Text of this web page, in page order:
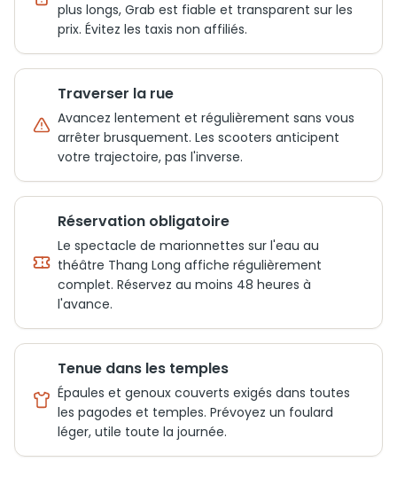
plus longs, Grab est fiable et transparent sur les
prix. Évitez les taxis non affiliés.
Traverser la rue
Avancez lentement et régulièrement sans vous
arrêter brusquement. Les scooters anticipent
votre trajectoire, pas l'inverse.
Réservation obligatoire
Le spectacle de marionnettes sur l'eau au
théâtre Thang Long affiche régulièrement
complet. Réservez au moins 48 heures à
l'avance.
Tenue dans les temples
Épaules et genoux couverts exigés dans toutes
les pagodes et temples. Prévoyez un foulard
léger, utile toute la journée.